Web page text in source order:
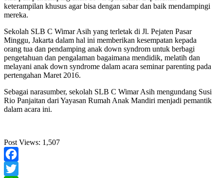
keterampilan khusus agar bisa dengan sabar dan baik mendampingi
mereka.
Sekolah SLB C Wimar Asih yang terletak di Jl. Pejaten Pasar
Minggu, Jakarta dalam hal ini memberikan kesempatan kepada
orang tua dan pendamping anak down syndrom untuk berbagi
pengetahuan dan pengalaman bagaimana mendidik, melatih dan
melayani anak down syndrome dalam acara seminar parenting pada
pertengahan Maret 2016.
Sebagai narasumber, sekolah SLB C Wimar Asih mengundang Susi
Rio Panjaitan dari Yayasan Rumah Anak Mandiri menjadi pemantik
dalam acara ini.
Post Views: 1,507
Facebook